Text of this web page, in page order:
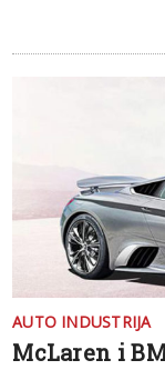
AUTO INDUSTRIJA
McLaren i